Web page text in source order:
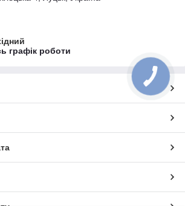
графік роботи